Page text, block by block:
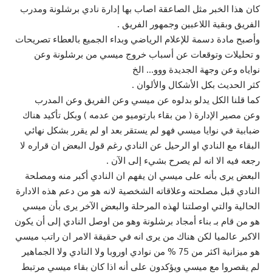
كان هذا الخبر مثل الصاعقة اصاب بها إدارة نادي برشلونة ومدرب
الفريق وبقية اللاعبين وجمهور الفريق .
وأصبح مادة دسمة للإعلام الرياضي وبداء الجميع بالعطاء تصريحات
و تحليلات وتوقعات عن أسباب خروج ميسي من برشلونة وعن
نواياه وعن وجهة الجديدة ووو… الخ
كثر الحديث بكل الأشكال والألوان .
كما قلنا الكل يدلو بدلوه عن ميسي وعن الفريق وعن المدرب
وعن مصير الإدارة ( من بقاء بارتوميو من عدمه ) وبكل تأكيد هناك
ضبابية في نوايا ميسي فهو لم يستقر بعد او لم يقرر بشكل نهائي
البقاء مع النادي او الرحيل عن النادي رغم قول البعض ان قراره لا
رجعه فيه الا انه لم يصرح بشيء إلى الآن .
البعض يرى بأنه على ميسي ان يفهم ان النادي أكبر منه ومصلحة
النادي قبل مصلحته وعلاقاته الشخصية لانه هو من دعم هذه الادارة
الحالية والتي اوصلتنا لهذه المرحلة والبعض الآخر يرى بأن ميسي
هو من قام بـ بناء أمجاد برشلونة وهو من اوصل النادي إلى أن يكون
الاكبر عالميا لكن هناك من يرى انه في حقيقة الامر ان راتب ميسي
هو ميزانية اكثر من 75 % من نوادي اوروبا ولا النادي ولا الجماهير
لم يقصروا مع ميسي ويؤكدون على أنه اذا كان بقاء ميسي مرتبط